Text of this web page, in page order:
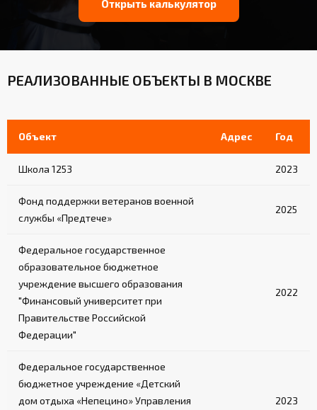
Открыть калькулятор
РЕАЛИЗОВАННЫЕ ОБЪЕКТЫ В МОСКВЕ
Объект Адрес Год
Школа 1253 2023
Фонд поддержки ветеранов военной
службы «Предтече»
2025
Федеральное государственное
образовательное бюджетное
учреждение высшего образования
"Финансовый университет при
Правительстве Российской
Федерации"
2022
Федеральное государственное
бюджетное учреждение «Детский
дом отдыха «Непецино» Управления
2023